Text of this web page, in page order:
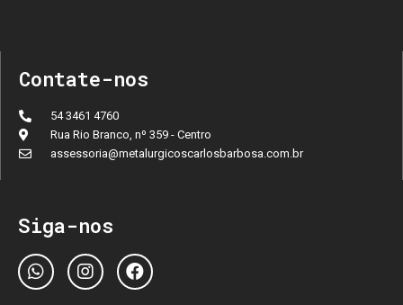
Contate-nos
54 3461 4760
Rua Rio Branco, nº 359 - Centro
assessoria@metalurgicoscarlosbarbosa.com.br
Siga-nos